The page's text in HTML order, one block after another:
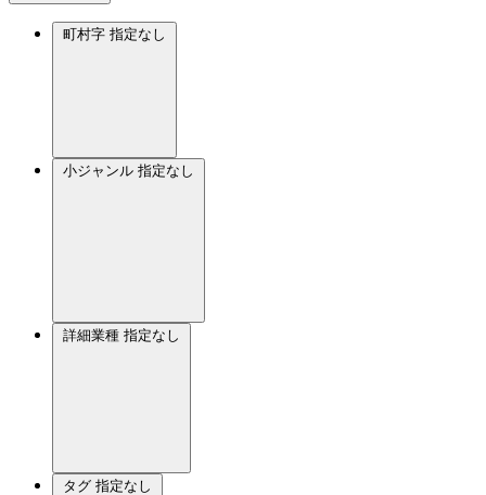
町村字 指定なし
小ジャンル 指定なし
詳細業種 指定なし
タグ 指定なし